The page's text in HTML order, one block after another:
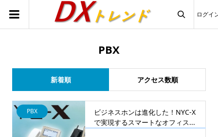
ログイ
PBX
新着順 アクセス数順
PBX
ビジネスホンは進化した！NYC-X
で実現するスマートなオフィス...